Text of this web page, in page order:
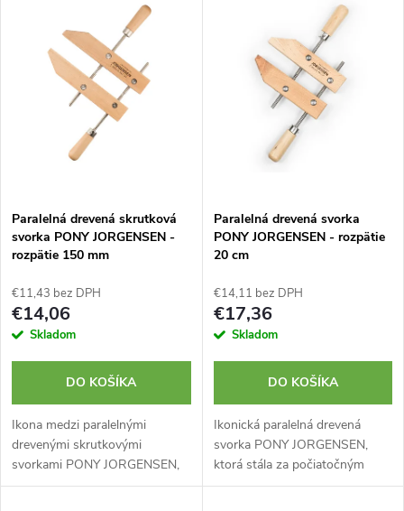
p
r
o
d
u
k
Najpredávanejšie
Abecedne
p
r
o
d
k
t
Paralelná drevená skrutková
svorka PONY JORGENSEN -
rozpätie 150 mm
€11,43 bez DPH
€14,06
Skladom
DO KOŠÍKA
Ikona medzi paralelnými
drevenými skrutkovými
svorkami PONY JORGENSEN,
ktorá stála za počiatočným
Paralelná drevená svorka
PONY JORGENSEN - rozpätie
20 cm
€14,11 bez DPH
€17,36
Skladom
DO KOŠÍKA
Ikonická paralelná drevená
svorka PONY JORGENSEN,
ktorá stála za počiatočným
úspechom firmy. Vyrába sa už